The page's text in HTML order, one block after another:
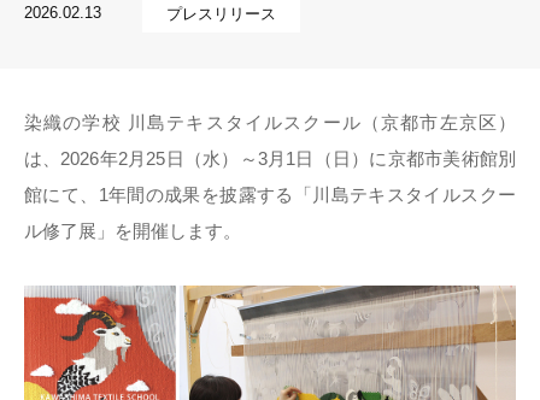
2026.02.13 プレスリリース
染織の学校 川島テキスタイルスクール（京都市左京区）
は、2026年2月25日（水）～3月1日（日）に京都市美術館別
館にて、1年間の成果を披露する「川島テキスタイルスクー
ル修了展」を開催します。